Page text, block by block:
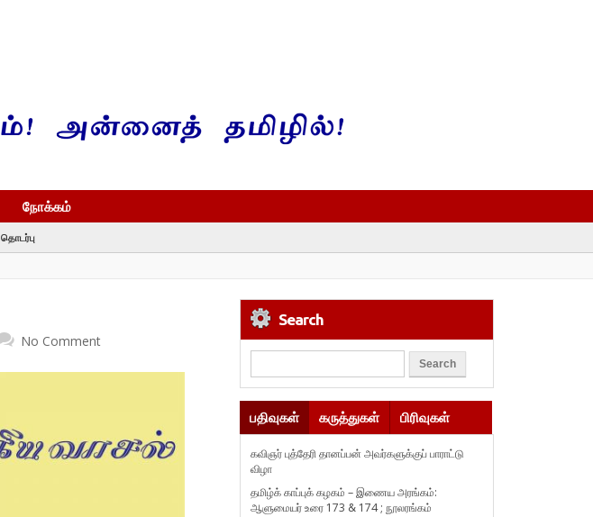
நோக்கம்
தொடர்பு
No Comment
Search
பதிவுகள் கருத்துகள் பிரிவுகள்
கவிஞர் புத்தேரி தானப்பன் அவர்களுக்குப் பாராட்டு
விழா
தமிழ்க் காப்புக் கழகம் – இணைய அரங்கம்:
ஆளுமையர் உரை 173 & 174 ; நூலரங்கம்